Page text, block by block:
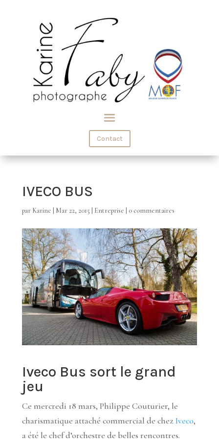
Contact
IVECO BUS
par Karine Mar 22, 2015 Entreprise 0 commentaires
Iveco Bus sort le grand
jeu
Ce mercredi 18 mars, Philippe Couturier, le
charismatique attaché commercial de chez Iveco,
a été le chef d’orchestre de belles rencontres.